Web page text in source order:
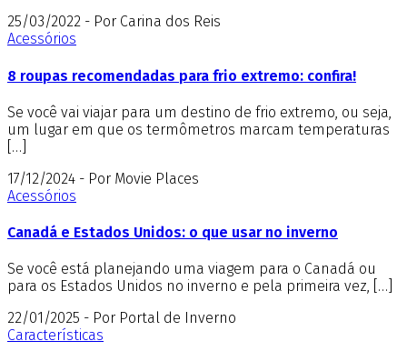
25/03/2022 - Por Carina dos Reis
Acessórios
8 roupas recomendadas para frio extremo: confira!
Se você vai viajar para um destino de frio extremo, ou seja,
um lugar em que os termômetros marcam temperaturas
[…]
17/12/2024 - Por Movie Places
Acessórios
Canadá e Estados Unidos: o que usar no inverno
Se você está planejando uma viagem para o Canadá ou
para os Estados Unidos no inverno e pela primeira vez, […]
22/01/2025 - Por Portal de Inverno
Características